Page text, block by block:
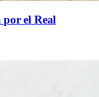
el Real